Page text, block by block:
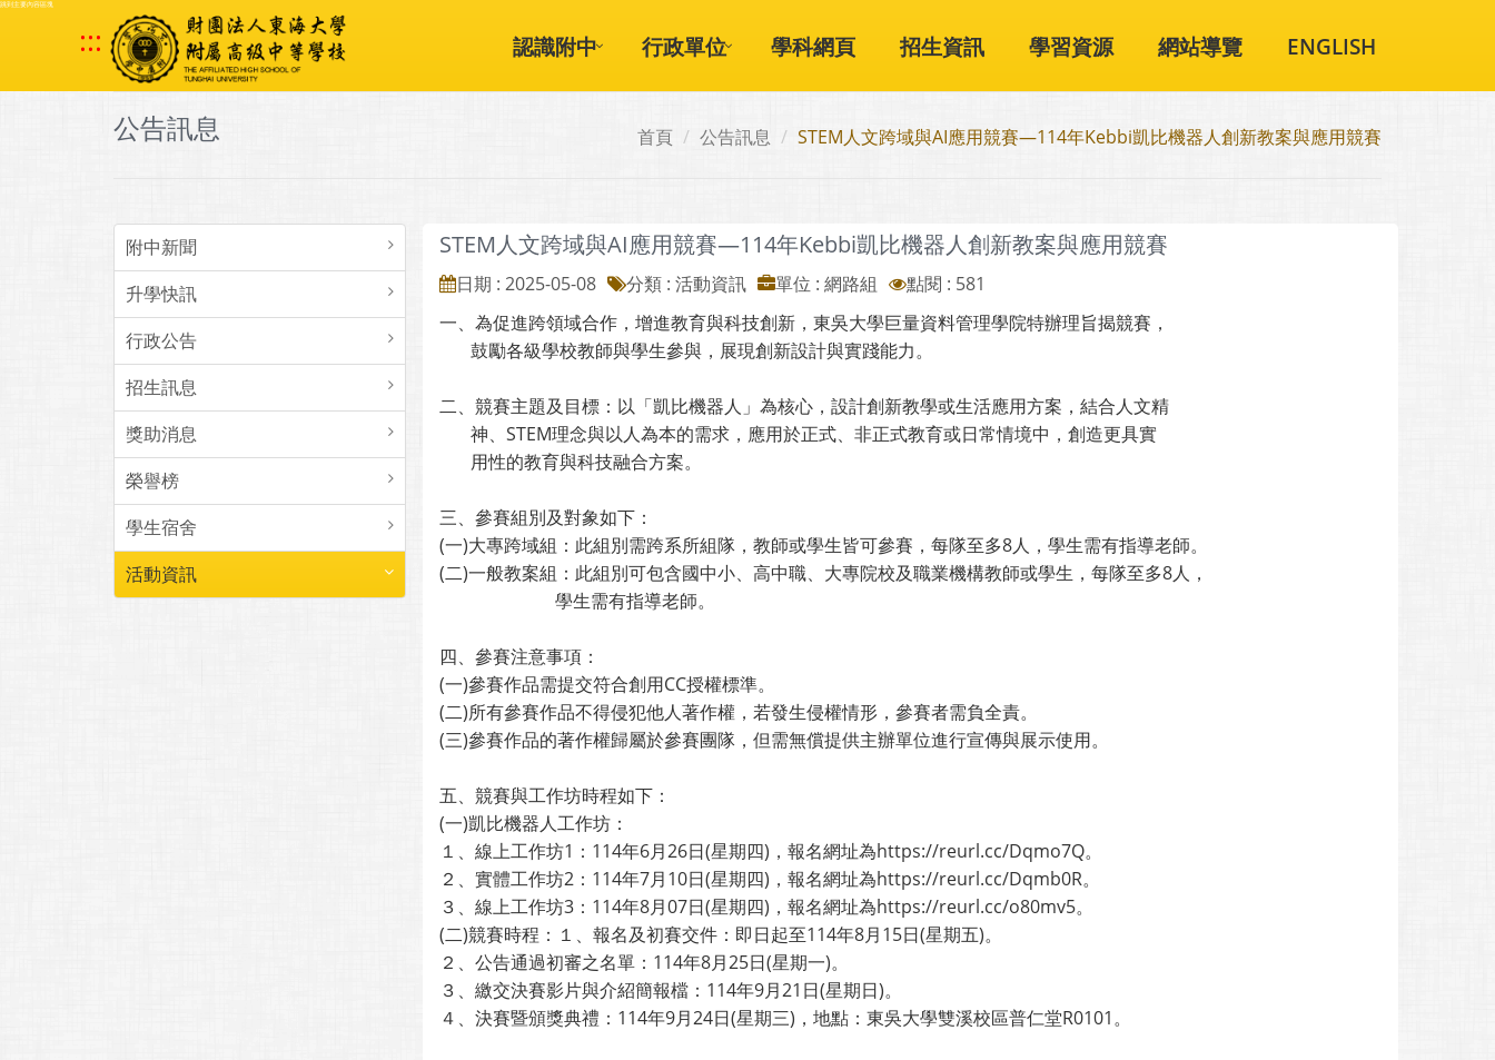
跳到主要內容區塊
::: 認識附中 行政單位 學科網頁 招生資訊 學習資源 網站導覽 ENGLISH
公告訊息 首頁 公告訊息 STEM人文跨域與AI應用競賽—114年Kebbi凱比機器人創新教案與應用競賽
附中新聞
升學快訊
行政公告
招生訊息
獎助消息
榮譽榜
學生宿舍
活動資訊
STEM人文跨域與AI應用競賽—114年Kebbi凱比機器人創新教案與應用競賽
日期 : 2025-05-08 分類 : 活動資訊 單位 : 網路組
點閱 : 581
一、為促進跨領域合作，增進教育與科技創新，東吳大學巨量資料管理學院特辦理旨揭競賽，
鼓勵各級學校教師與學生參與，展現創新設計與實踐能力。
二、競賽主題及目標：以「凱比機器人」為核心，設計創新教學或生活應用方案，結合人文精
神、STEM理念與以人為本的需求，應用於正式、非正式教育或日常情境中，創造更具實
用性的教育與科技融合方案。
三、參賽組別及對象如下：
(一)大專跨域組：此組別需跨系所組隊，教師或學生皆可參賽，每隊至多8人，學生需有指導老師。
(二)一般教案組：此組別可包含國中小、高中職、大專院校及職業機構教師或學生，每隊至多8人，
學生需有指導老師。
四、參賽注意事項：
(一)參賽作品需提交符合創用CC授權標準。
(二)所有參賽作品不得侵犯他人著作權，若發生侵權情形，參賽者需負全責。
(三)參賽作品的著作權歸屬於參賽團隊，但需無償提供主辦單位進行宣傳與展示使用。
五、競賽與工作坊時程如下：
(一)凱比機器人工作坊：
１、線上工作坊1：114年6月26日(星期四)，報名網址為https://reurl.cc/Dqmo7Q。
２、實體工作坊2：114年7月10日(星期四)，報名網址為https://reurl.cc/Dqmb0R。
３、線上工作坊3：114年8月07日(星期四)，報名網址為https://reurl.cc/o80mv5。
(二)競賽時程：１、報名及初賽交件：即日起至114年8月15日(星期五)。
２、公告通過初審之名單：114年8月25日(星期一)。
３、繳交決賽影片與介紹簡報檔：114年9月21日(星期日)。
４、決賽暨頒獎典禮：114年9月24日(星期三)，地點：東吳大學雙溪校區普仁堂R0101。